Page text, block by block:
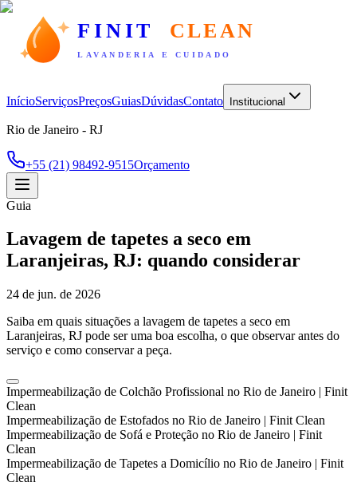
FINIT CLEAN
LAVANDERIA E CUIDADO
InícioServiçosPreçosGuiasDúvidasContato Institucional
Rio de Janeiro - RJ
+55 (21) 98492-9515Orçamento
Guia
Lavagem de tapetes a seco em
Laranjeiras, RJ: quando considerar
24 de jun. de 2026
Saiba em quais situações a lavagem de tapetes a seco em
Laranjeiras, RJ pode ser uma boa escolha, o que observar antes do
serviço e como conservar a peça.
Impermeabilização de Colchão Profissional no Rio de Janeiro | Finit
Clean
Impermeabilização de Estofados no Rio de Janeiro | Finit Clean
Impermeabilização de Sofá e Proteção no Rio de Janeiro | Finit
Clean
Impermeabilização de Tapetes a Domicílio no Rio de Janeiro | Finit
Clean